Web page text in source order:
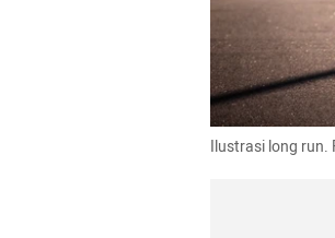
Ilustrasi long run.